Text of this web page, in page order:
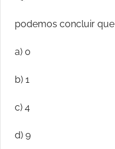
podemos concluir que
a) 0
b) 1
c) 4
d) 9